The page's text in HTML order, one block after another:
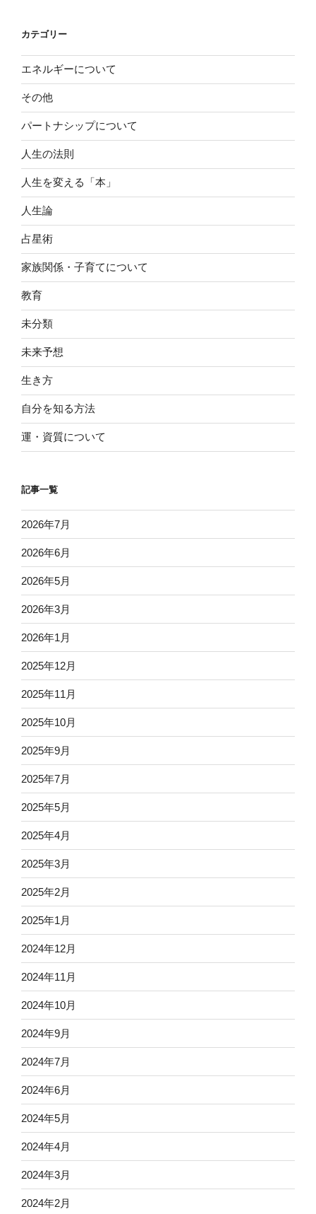
カテゴリー
エネルギーについて
その他
パートナシップについて
人生の法則
人生を変える「本」
人生論
占星術
家族関係・子育てについて
教育
未分類
未来予想
生き方
自分を知る方法
運・資質について
記事一覧
2026年7月
2026年6月
2026年5月
2026年3月
2026年1月
2025年12月
2025年11月
2025年10月
2025年9月
2025年7月
2025年5月
2025年4月
2025年3月
2025年2月
2025年1月
2024年12月
2024年11月
2024年10月
2024年9月
2024年7月
2024年6月
2024年5月
2024年4月
2024年3月
2024年2月